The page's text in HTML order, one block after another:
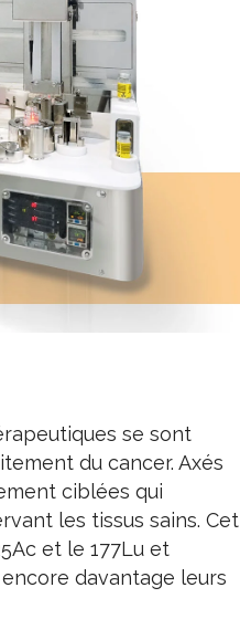
se sont
du cancer. Axés
ciblées qui
les tissus sains. Cet
et le 177Lu et
davantage leurs